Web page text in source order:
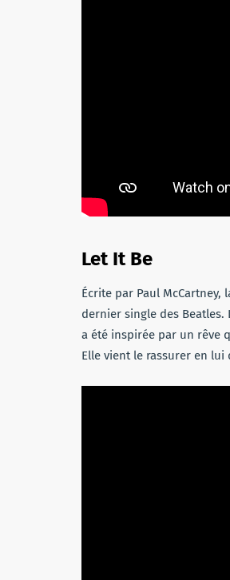
Let It Be
Écrite par Paul
dernier single des
a été inspirée par un rêve
Elle vient le rassurer en lui